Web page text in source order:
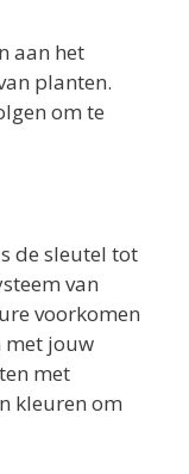
aan het
planten.
om te
de sleutel tot
van
voorkomen
met jouw
met
kleuren om